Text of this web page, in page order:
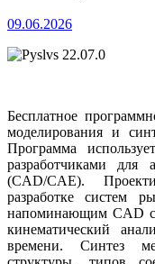
09.06.2026
Бесплатное
моделирования и
Программа
разработчиками для
(CAD/CAE).
разработке систем
напоминающим CAD
кинематический
времени. Синтез